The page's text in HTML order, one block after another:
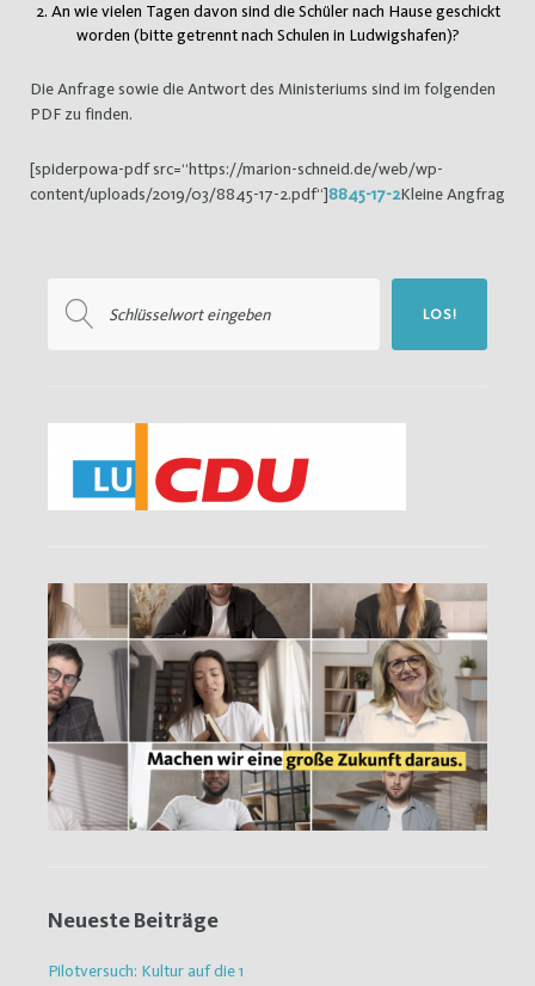
2. An wie vielen Tagen davon sind die Schüler nach Hause geschickt
worden (bitte getrennt nach Schulen in Ludwigshafen)?
Die Anfrage sowie die Antwort des Ministeriums sind im folgenden
PDF zu finden.
[spiderpowa-pdf src=“https://marion-schneid.de/web/wp-
content/uploads/2019/03/8845-17-2.pdf“]8845-17-2Kleine Angfrag
nach:
LOS!
Neueste Beiträge
Pilotversuch: Kultur auf die 1